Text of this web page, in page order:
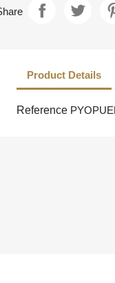
Product Details
Reference